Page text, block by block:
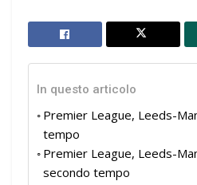
In questo articolo
Premier League, Leeds-
tempo
Premier League, Leeds-
secondo tempo